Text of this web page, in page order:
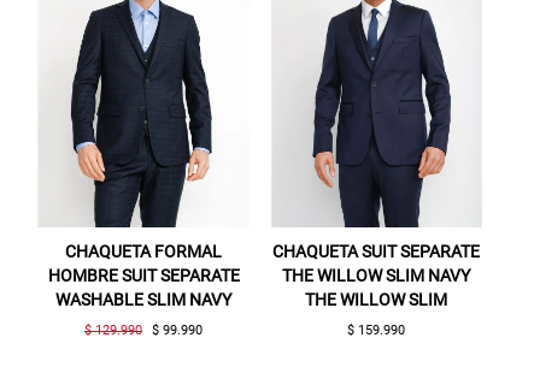
CHAQUETA FORMAL
HOMBRE SUIT SEPARATE
WASHABLE SLIM NAVY
$ 129.990 $ 99.990
CHAQUETA SUIT SEPARATE
THE WILLOW SLIM NAVY
THE WILLOW SLIM
$ 159.990
Gracias por inscribirte!